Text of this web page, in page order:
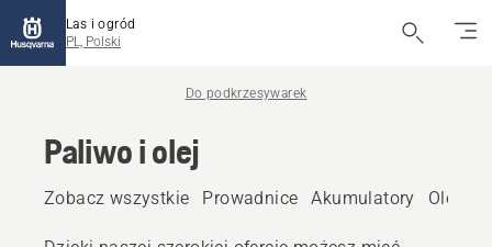
Las i ogród
PL, Polski
Do podkrzesywarek
Paliwo i olej
Zobacz wszystkie Prowadnice Akumulatory Olej do